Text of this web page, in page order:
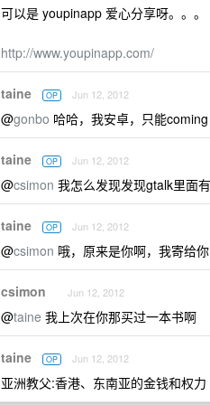
可以是 youpinapp 爱心分享呀。。。
http://www.youpinapp.com/
taine OP Jun 12, 2012
@gonbo 哈哈，我安卓，只能
taine OP Jun 12, 2012
@csimon 我怎么发现发现gtalk里面
taine OP Jun 12, 2012
@csimon 哦，原来是你啊，我寄给
csimon Jun 12, 2012
@taine 我上次在你那买过一本书啊
taine OP Jun 12, 2012
亚洲教父:香港、东南亚的金钱和权